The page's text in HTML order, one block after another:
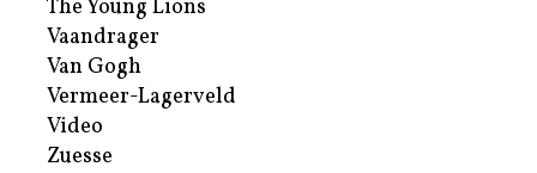
The Young Lions
Vaandrager
Van Gogh
Vermeer-Lagerveld
Video
Zuesse